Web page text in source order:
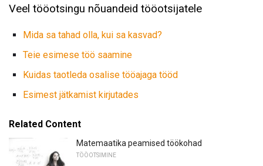
Veel tööotsingu nõuandeid tööotsijatele
Mida sa tahad olla, kui sa kasvad?
Teie esimese töö saamine
Kuidas taotleda osalise tööajaga tööd
Esimest jätkamist kirjutades
Related Content
Matemaatika peamised töökohad
TÖÖOTSIMINE